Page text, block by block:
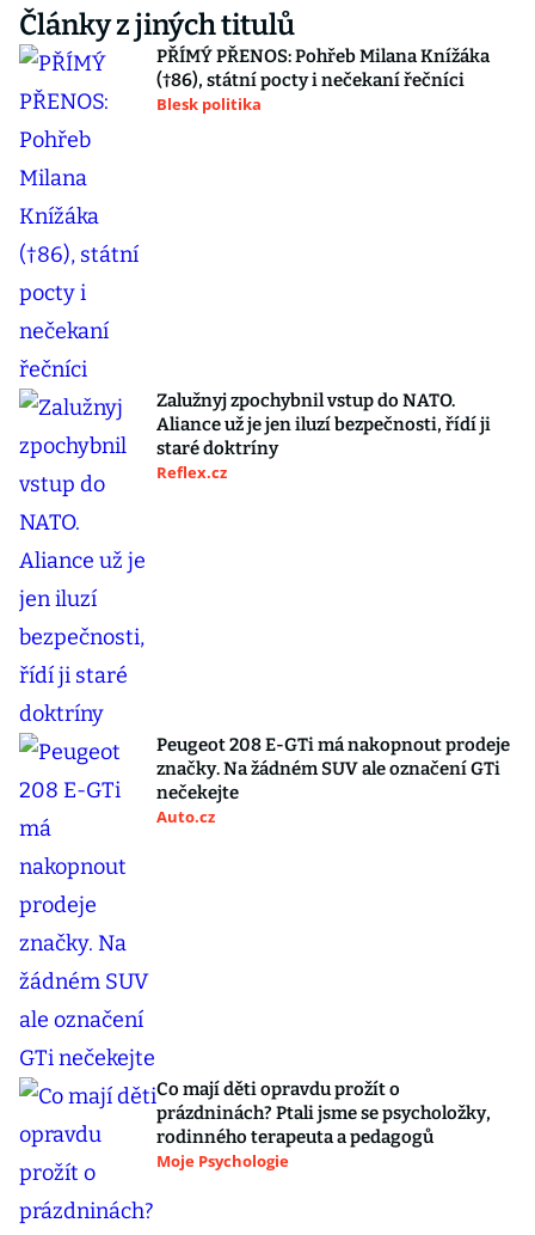
Články z jiných titulů
PŘÍMÝ PŘENOS: Pohřeb Milana Knížáka
(†86), státní pocty i nečekaní řečníci
Blesk politika
Zalužnyj zpochybnil vstup do NATO.
Aliance už je jen iluzí bezpečnosti, řídí ji
staré doktríny
Reflex.cz
Peugeot 208 E-GTi má nakopnout prodeje
značky. Na žádném SUV ale označení GTi
nečekejte
Auto.cz
Co mají děti opravdu prožít o
prázdninách? Ptali jsme se psycholožky,
rodinného terapeuta a pedagogů
Moje Psychologie